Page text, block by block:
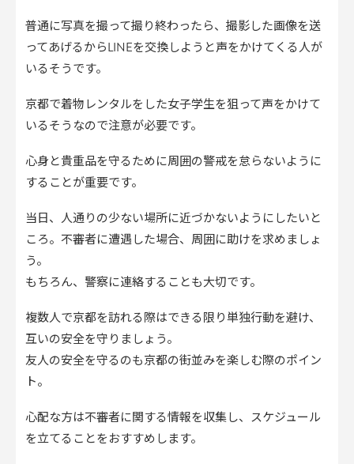
普通に写真を撮って撮り終わったら、撮影した画像を送
ってあげるからLINEを交換しようと声をかけてくる人が
いるそうです。
京都で着物レンタルをした女子学生を狙って声をかけて
いるそうなので注意が必要です。
心身と貴重品を守るために周囲の警戒を怠らないように
することが重要です。
当日、人通りの少ない場所に近づかないようにしたいと
ころ。不審者に遭遇した場合、周囲に助けを求めましょ
う。
もちろん、警察に連絡することも大切です。
複数人で京都を訪れる際はできる限り単独行動を避け、
互いの安全を守りましょう。
友人の安全を守るのも京都の街並みを楽しむ際のポイン
ト。
心配な方は不審者に関する情報を収集し、スケジュール
を立てることをおすすめします。